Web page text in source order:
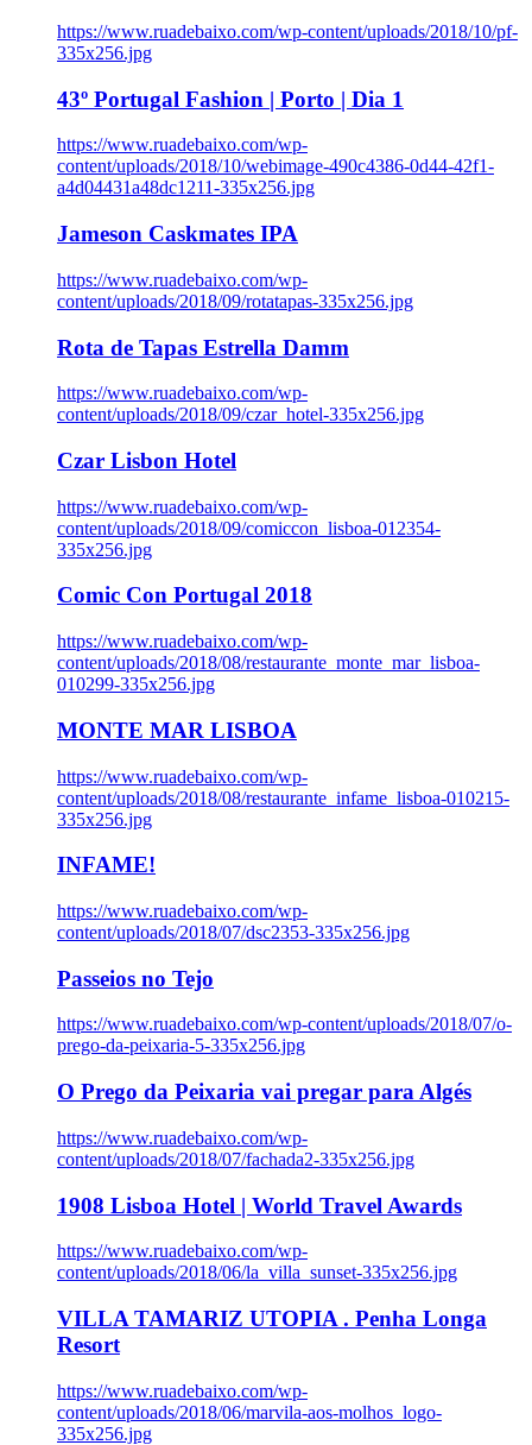
https://www.ruadebaixo.com/wp-content/uploads/2018/10/pf-
335x256.jpg
43º Portugal Fashion | Porto | Dia 1
https://www.ruadebaixo.com/wp-
content/uploads/2018/10/webimage-490c4386-0d44-42f1-
a4d04431a48dc1211-335x256.jpg
Jameson Caskmates IPA
https://www.ruadebaixo.com/wp-
content/uploads/2018/09/rotatapas-335x256.jpg
Rota de Tapas Estrella Damm
https://www.ruadebaixo.com/wp-
content/uploads/2018/09/czar_hotel-335x256.jpg
Czar Lisbon Hotel
https://www.ruadebaixo.com/wp-
content/uploads/2018/09/comiccon_lisboa-012354-
335x256.jpg
Comic Con Portugal 2018
https://www.ruadebaixo.com/wp-
content/uploads/2018/08/restaurante_monte_mar_lisboa-
010299-335x256.jpg
MONTE MAR LISBOA
https://www.ruadebaixo.com/wp-
content/uploads/2018/08/restaurante_infame_lisboa-010215-
335x256.jpg
INFAME!
https://www.ruadebaixo.com/wp-
content/uploads/2018/07/dsc2353-335x256.jpg
Passeios no Tejo
https://www.ruadebaixo.com/wp-content/uploads/2018/07/o-
prego-da-peixaria-5-335x256.jpg
O Prego da Peixaria vai pregar para Algés
https://www.ruadebaixo.com/wp-
content/uploads/2018/07/fachada2-335x256.jpg
1908 Lisboa Hotel | World Travel Awards
https://www.ruadebaixo.com/wp-
content/uploads/2018/06/la_villa_sunset-335x256.jpg
VILLA TAMARIZ UTOPIA . Penha Longa
Resort
https://www.ruadebaixo.com/wp-
content/uploads/2018/06/marvila-aos-molhos_logo-
335x256.jpg